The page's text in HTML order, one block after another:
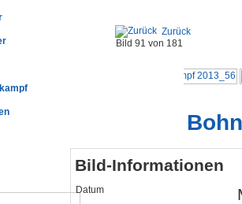
Zurück
Bild 91 von 181
Bild-Informationen
Datum